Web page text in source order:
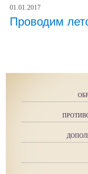
01.01.2017
Проводим